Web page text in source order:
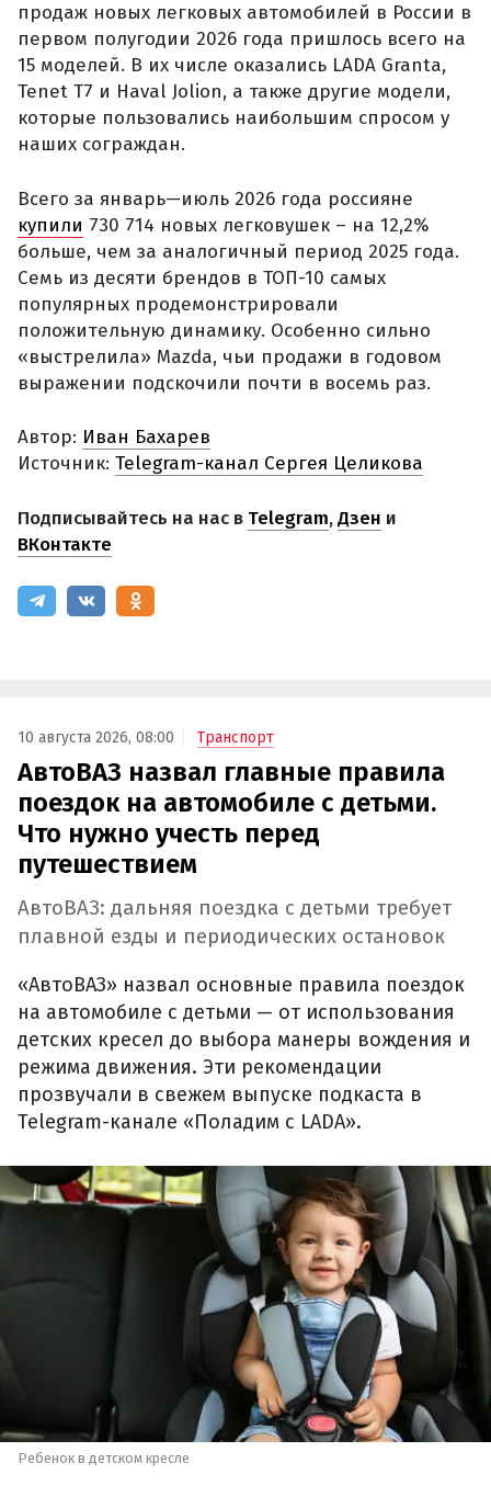
продаж новых легковых автомобилей в России в
первом полугодии 2026 года пришлось всего на
15 моделей. В их числе оказались LADA Granta,
Tenet T7 и Haval Jolion, а также другие модели,
которые пользовались наибольшим спросом у
наших сограждан.
Всего за январь—июль 2026 года россияне
купили 730 714 новых легковушек – на 12,2%
больше, чем за аналогичный период 2025 года.
Семь из десяти брендов в ТОП-10 самых
популярных продемонстрировали
положительную динамику. Особенно сильно
«выстрелила» Mazda, чьи продажи в годовом
выражении подскочили почти в восемь раз.
Автор: Иван Бахарев
Источник: Telegram-канал Сергея Целикова
Подписывайтесь на нас в Telegram,Дзен и
ВКонтакте
10 августа 2026, 08:00 Транспорт
АвтоВАЗ назвал главные правила
поездок на автомобиле с детьми.
Что нужно учесть перед
путешествием
АвтоВАЗ: дальняя поездка с детьми требует
плавной езды и периодических остановок
«АвтоВАЗ» назвал основные правила поездок
на автомобиле с детьми — от использования
детских кресел до выбора манеры вождения и
режима движения. Эти рекомендации
прозвучали в свежем выпуске подкаста в
Telegram-канале «Поладим с LADA».
Ребенок в детском кресле